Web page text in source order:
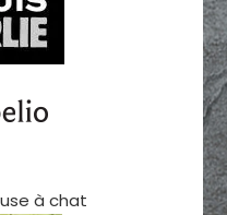
à chat